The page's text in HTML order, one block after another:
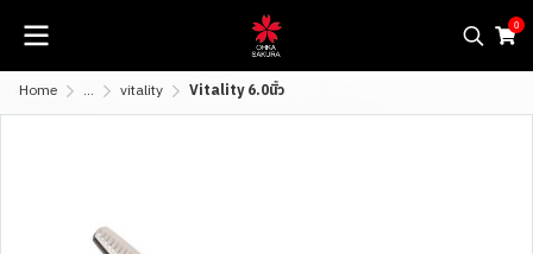
0
Home ... vitality Vitality 6.0นิ้ว